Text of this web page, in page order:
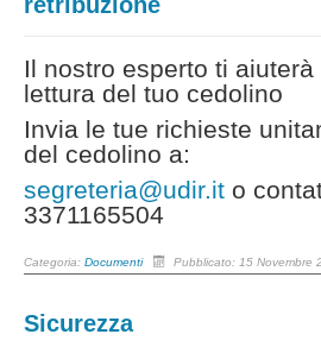
Il nostro esperto ti aiuterà
lettura del tuo cedolino
Invia le tue richieste
del cedolino a:
segreteria@udir.it o
3371165504
Categoria: Documenti Pubblicato: 15 Novembre
Sicurezza